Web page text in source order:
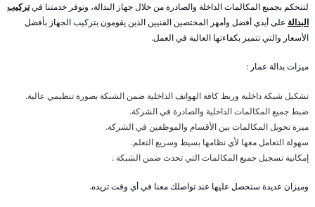
لتتحكم بجميع المكالمات الداخلة والصادرة من خلال جهاز البدالة، ونوفر خدمتنا فيتركيب
البدالة على أيدي أفضل وأمهر المختصين الفنيين الذين يقومون بتركيب الجهاز بأفضل
الأسعار والتي تتميز بكفاءتها العالية في العمل.
ميزات بدالة عمار :
تشكيل شبكة داخلية وربط كافة الهواتف الداخلية ضمن الشبكة بصورة تنظيمي عالية.
ضبط جميع المكالمات الداخلية والصادرة قي الشركة.
ميزة تحويل المكالمات بين الأقسام والموظفين في الشركة.
سهولة التعامل معها لأي نظامها بسيط وسريع التعلم.
إمكانية تسجيل جميع المكالمات التي تحدث ضمن الشبكة .
وميزان عديدة ستحصل عليها عند تواصلك معنا في أي وقت تريده.